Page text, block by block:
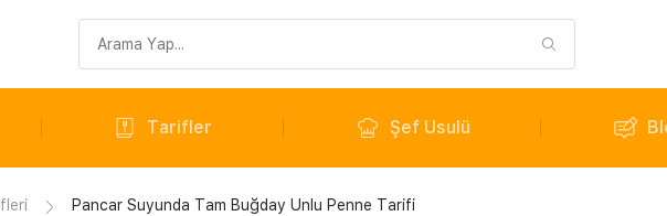
sorgusu
Tarifler Şef Usulü
Pancar Suyunda Tam Buğday Unlu Penne Tarifi